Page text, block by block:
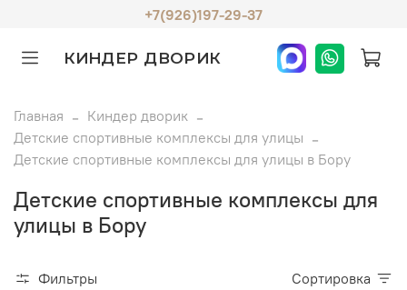
+7(926)197-29-37
КИНДЕР ДВОРИК
Главная
Киндер дворик
Детские спортивные комплексы для улицы
Детские спортивные комплексы для улицы в Бору
Детские спортивные комплексы для
улицы в Бору
Фильтры Сортировка